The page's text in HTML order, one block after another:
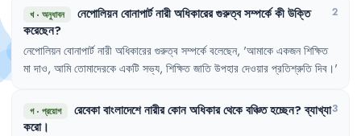
খ· অনুধাবন নেপোলিয়নবোনাপার্টনারীঅধিকারেরগুরুত্বসম্পর্কেকীউক্তি
করেছেন?
2
নেপোলিয়ন বোনাপার্ট নারী অধিকারের গুরুত্ব সম্পর্কে বলেছেন, 'আমাকে একজন শিক্ষিত
মা দাও, আমি তোমাদেরকে একটি সভ্য, শিক্ষিত জাতি উপহার দেওয়ার প্রতিশ্রুতি দিব ।'
গ· প্রয়োগ রেবেকাবাংলাদেশেনারীরকোনঅধিকারথেকেবঞ্চিতহচ্ছেন?ব্যাখ্যা
করো।
3